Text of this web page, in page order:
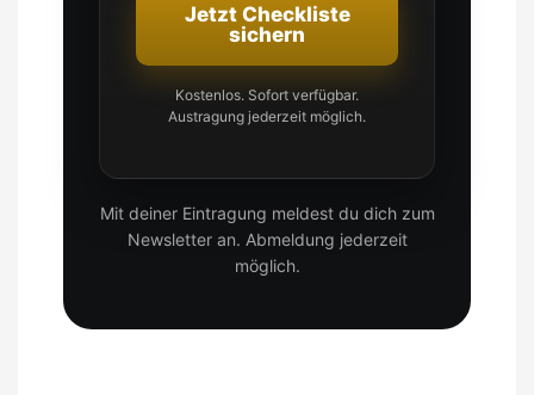
Jetzt Checkliste
sichern
Kostenlos. Sofort verfügbar.
Austragung jederzeit möglich.
Mit deiner Eintragung meldest du dich zum
Newsletter an. Abmeldung jederzeit
möglich.